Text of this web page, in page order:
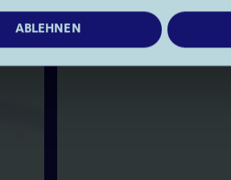
ABLEHNEN